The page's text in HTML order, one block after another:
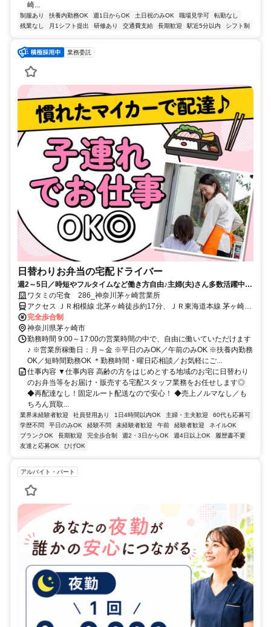
崎...
制服あり 扶養内勤務OK 週1日からOK 土日祝のみOK 職場見学可
転勤なし
残業なし
月1シフト提出 研修あり 交通費支給 長期歓迎 駅近5分以内 シフト制
業務委託
日替わりお弁当の宅配ドライバー
週2～5日／時短やフルタイムなど働き方自由♪主婦(夫)さん多数活躍中！
サポート体制バッチリなのでお子さんの行事でのお休みなども取りやす
い◎
ワタミの宅食 286_神奈川茅ヶ崎営業所
アクセス ＪＲ相模線 北茅ヶ崎徒歩約17分、ＪＲ東海道本線 茅ヶ崎北
口徒歩約20分、ＪＲ相模線 茅ヶ崎北口徒歩約20分
完全歩合制
神奈川県茅ヶ崎市
勤務時間 9:00～17:00の営業時間の中で、自由に働いていただけます
♪ ※営業所稼働日：月～金 ※平日のみOK／午前のみOK ※扶養内勤務
OK／短時間勤務OK ＊勤務時間・曜日応相談／お気軽にご...
仕事内容 ▼仕事内容 高齢の方をはじめとする地域のお宅に日替わり
のお弁当等をお届け・販売する宅配スタッフ業務をお任せします◎
◆再配達なし！固定ルート配送なので安心！ ◆売上ノルマなし／も
ちろん買取...
業界未経験者歓迎 社員登用あり 1日4時間以内OK 主婦・主夫歓迎
60代も応募可
学歴不問
平日のみOK 経験不問 未経験者歓迎 午前 経験者歓迎
ネイルOK
ブランクOK
長期歓迎 完全歩合制 週2・3日からOK 週4日以上OK
履歴書不要
友達と応募OK
ひげOK
アルバイト・パート